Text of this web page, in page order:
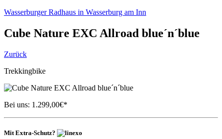
Wasserburger Radhaus in Wasserburg am Inn
Cube Nature EXC Allroad blue´n´blue
Zurück
Trekkingbike
Bei uns: 1.299,00€*
Mit Extra-Schutz?